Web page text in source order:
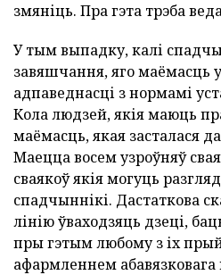
змяніць. Пра гэта трэба
У тым выпадку, калі
завяшчання, яго маёмасць
адпаведнасці з нормамі
Кола людзей, якія маюць
маёмасць, якая засталася
Маецца восем узроўняў
сваякоў якія могуць
спадчыннікі. Дастаткова
лінію ўваходзяць дзеці,
пры гэтым любому з іх
афармленнем